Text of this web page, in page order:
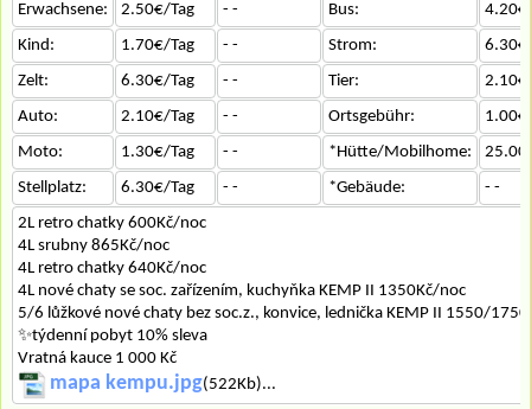
Erwachsene:
2.50€/Tag - - Bus:
Kind:
1.70€/Tag - - Strom:
Zelt:
6.30€/Tag - - Tier:
Auto:
2.10€/Tag - - Ortsgebühr:
Moto:
1.30€/Tag - - *Hütte/Mobilhome:
Stellplatz:
6.30€/Tag - - *Gebäude:
- -
2L retro chatky 600Kč/noc
4L srubny 865Kč/noc
4L retro chatky 640Kč/noc
4L nové chaty se soc. zařízením, kuchyňka KEMP II 1350Kč/noc
5/6 lůžkové nové chaty bez soc.z., konvice, lednička KEMP II 1550/
✨týdenní pobyt 10% sleva
Vratná kauce 1 000 Kč
mapa kempu.jpg(522Kb)...